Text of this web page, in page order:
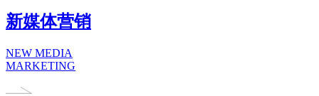
新媒体营销
NEW MEDIA
MARKETING